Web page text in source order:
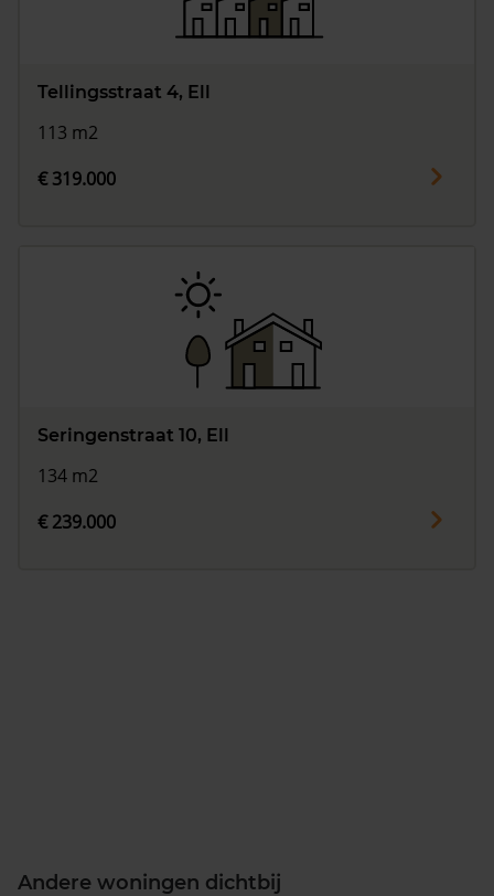
Tellingsstraat 4, Ell
113 m2
€ 319.000
Seringenstraat 10, Ell
134 m2
€ 239.000
Andere woningen dichtbij